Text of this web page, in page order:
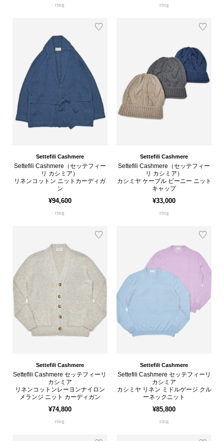
ring ring
Settefili Cashmere
Settefili Cashmere（セッテフィー
リ カシミア）
リネンコットン ニットカーディガ
ン
¥94,600
ring
Settefili Cashmere
Settefili Cashmere（セッテフィー
リ カシミア）
カシミヤ ケーブル ビーニー ニット
キャップ
¥33,000
ring
Settefili Cashmere
Settefili Cashmere セッテフィーリ
カシミア
リネンコットンレーヨンナイロン
メランジ ニット カーディガン
¥74,800
ring
Settefili Cashmere
Settefili Cashmere セッテフィーリ
カシミア
カシミヤ リネン ミドルゲージ クル
ーネックニット
¥85,800
ring